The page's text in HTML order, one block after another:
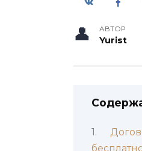
АВТОР
Yurist